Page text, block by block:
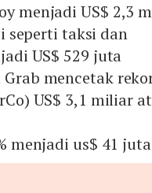
menjadi US$ 2,3
seperti taksi dan
US$ 529 juta
Grab mencetak
US$ 3,1 miliar
menjadi us$ 41 juta